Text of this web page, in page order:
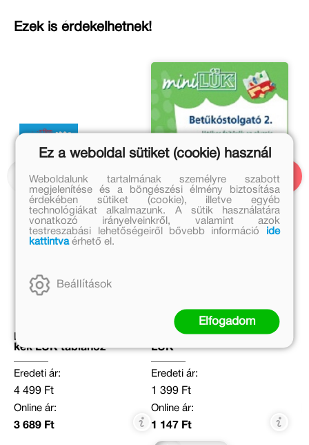
Ezek is érdekelhetnek!
Első felfedezőkészletem
kék LÜK táblához
Eredeti ár:
4 499 Ft
Online ár:
3 689 Ft
Betűkóstolgató 2. - Mini
LÜK
Eredeti ár:
1 399 Ft
Online ár:
1 147 Ft
Ez a weboldal sütiket (cookie) használ
Weboldalunk tartalmának személyre szabott
megjelenítése és a böngészési élmény biztosítása
érdekében sütiket (cookie), illetve egyéb
technológiákat alkalmazunk. A sütik használatára
vonatkozó irányelveinkről, valamint azok
testreszabási lehetőségeiről bővebb információ
ide
kattintvaérhető el.
Beállítások
Elfogadom